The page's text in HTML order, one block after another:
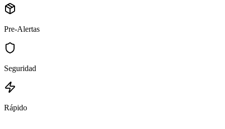
Pre-Alertas
Seguridad
Rápido